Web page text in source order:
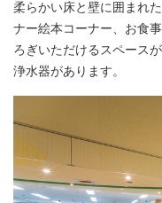
柔らかい床と壁に囲まれ
ナー絵本コーナー、お食
ろぎいただけるスペース
浄水器があります。